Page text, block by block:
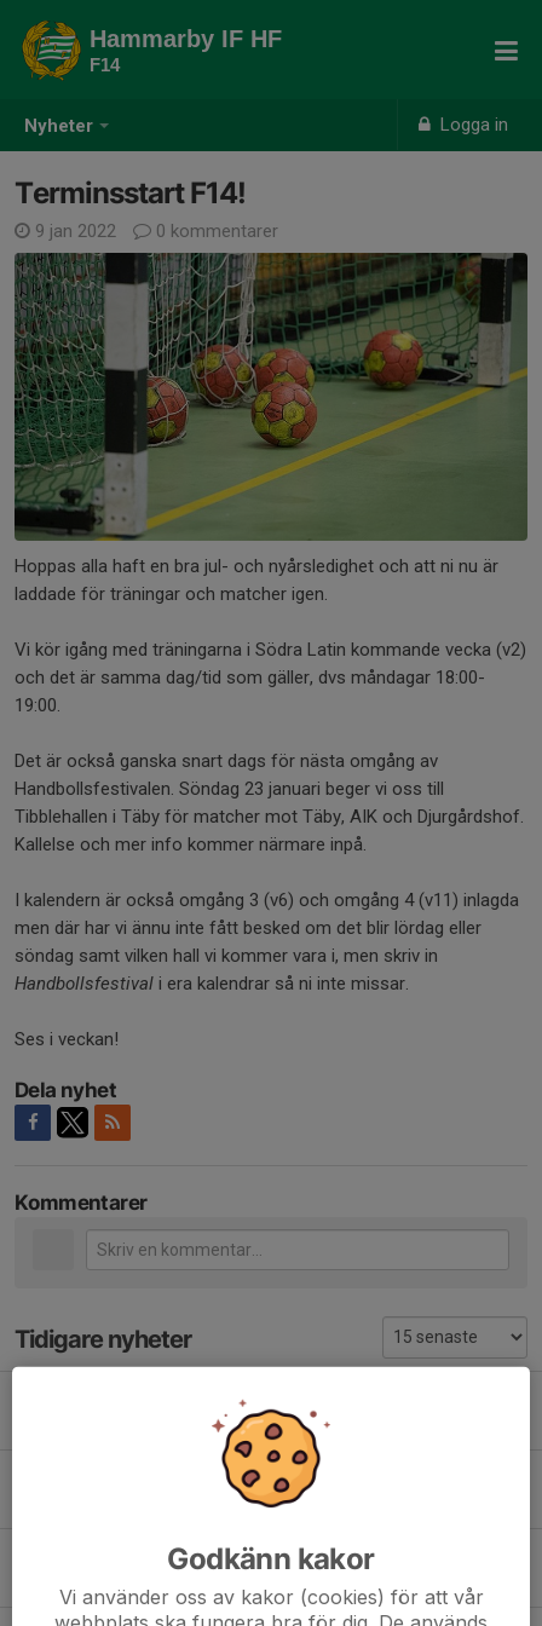
Nyheter Logga in
Hammarby IF HF
F14
Terminsstart F14!
9 jan 2022 0 kommentarer
Hoppas alla haft en bra jul- och nyårsledighet och att ni nu är
laddade för träningar och matcher igen.
Vi kör igång med träningarna i Södra Latin kommande vecka (v2)
och det är samma dag/tid som gäller, dvs måndagar 18:00-
19:00.
Det är också ganska snart dags för nästa omgång av
Handbollsfestivalen. Söndag 23 januari beger vi oss till
Tibblehallen i Täby för matcher mot Täby, AIK och Djurgårdshof.
Kallelse och mer info kommer närmare inpå.
I kalendern är också omgång 3 (v6) och omgång 4 (v11) inlagda
men där har vi ännu inte fått besked om det blir lördag eller
söndag samt vilken hall vi kommer vara i, men skriv in
Handbollsfestival i era kalendrar så ni inte missar.
Ses i veckan!
Dela nyhet
Kommentarer
Tidigare nyheter
Eken cup 2025 avklarad
1
HandbollsfestivalGodkänn kakor
Vi använder oss av kakor (cookies) för att vår